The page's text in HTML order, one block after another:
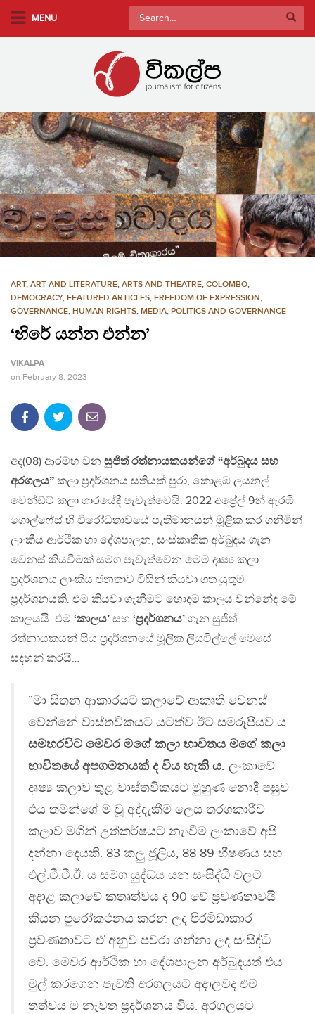
m
a
i
n
c
o
n
t
e
MENU
Search
for:
ART, ART AND LITERATURE, ARTS AND THEATRE, COLOMBO,
DEMOCRACY, FEATURED ARTICLES, FREEDOM OF EXPRESSION,
GOVERNANCE, HUMAN RIGHTS, MEDIA, POLITICS AND GOVERNANCE
‘හිරේ යන්න එන්න’
VIKALPA
on February 8, 2023
අද(08) ආරම්භ වන සුජිත් රත්නායකයන්ගේ “අර්බුදය සහ
අරගලය” කලා ප්‍රදර්ශනය සතියක් පුරා, කොළඹ ලයනල්
වෙන්ඩ්ට් කලා ගාරයේදී පැවැත්වෙයි. 2022 අප්‍රේල් 9න් ඇරඹි
ගොල්ෆේස් හී විරෝධතාවයේ පැතිමානයන් මූළික කර ගනිමින්
ලාංකීය ආර්ථික හා දේශපාලන, සංස්කෘතික අර්බුදය ගැන
වෙනස් කියවීමක් සමග පැවැත්වෙන මෙම දෘෂ්‍ය කලා
ප්‍රදර්ශනය ලාංකීය ජනතාව විසින් කියවා ගත යුතුම
ප්‍රදර්ශනයකි. එම කියවා ගැනීමට හොදම කාලය වන්නේද මේ
කාලයයි. එම ‘කාලය’ සහ ‘ප්‍රදර්ශනය’ ගැන සුජිත්
රත්නායකයන් සිය ප්‍රදර්ශනයේ මූලික ලියවිල්ලේ මෙසේ
සදහන් කරයි…
”මා සිතන ආකාරයට කලාවේ ආකෘති වෙනස්
වෙන්නේ වාස්තවිකයට යටත්ව ඊට සමරූපීයව ය.
සමහරවිට මෙවර මගේ කලා භාවිතය මගේ කලා
භාවිතයේ අපගමනයක් ද විය හැකි ය. ලංකාවේ
දෘෂ්‍ය කලාව තුළ වාස්තවිකයට මුහුණ නොදී පසුව
එය තමන්ගේ ම වූ අද්දැකීම ලෙස තරගකාරීව
කලාව මගින් උත්කර්ෂයට නැංවීම ලංකාවේ අපි
දන්නා දෙයකි. 83 කලු ජූලිය, 88-89 භීෂණය සහ
එල්.ටී.ටී.ඊ. ය සමග යුද්ධය යන සංසිද්ධි වලට
අදාළ කලාවේ කතෘත්වය ද 90 වේ ප්‍රවණතාවයි
කියන පුරෝකථනය කරන ලද පිරමිඩාකාර
ප්‍රවණතාවට ඒ අනුව පවරා ගන්නා ලද සංසිද්ධි
වේ. මෙවර ආර්ථික හා දේශපාලන අර්බුදයත් එය
මුල් කරගෙන පැවති අරගලයට අදාලවද එම
තත්වය ම නැවත ප්‍රදර්ශනය විය. අරගලයට